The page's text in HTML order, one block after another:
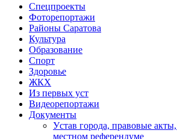
Спецпроекты
Фоторепортажи
Районы Саратова
Культура
Образование
Спорт
Здоровье
ЖКХ
Из пеpвых уст
Видеорепортажи
Документы
Уcтав города, правовые
местном референдуме